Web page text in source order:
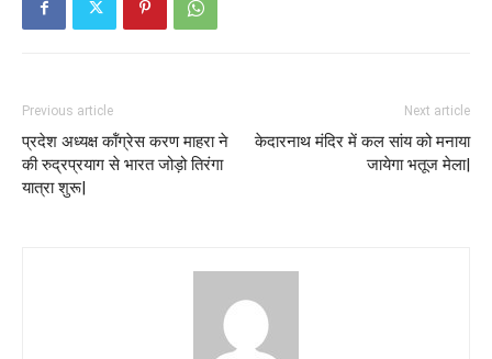
Previous article
प्रदेश अध्यक्ष कॉंग्रेस करण माहरा ने
की रुद्रप्रयाग से भारत जोड़ो तिरंगा
यात्रा शुरू|
Next article
केदारनाथ मंदिर में कल सांय को मनाया
जायेगा भतूज मेला|